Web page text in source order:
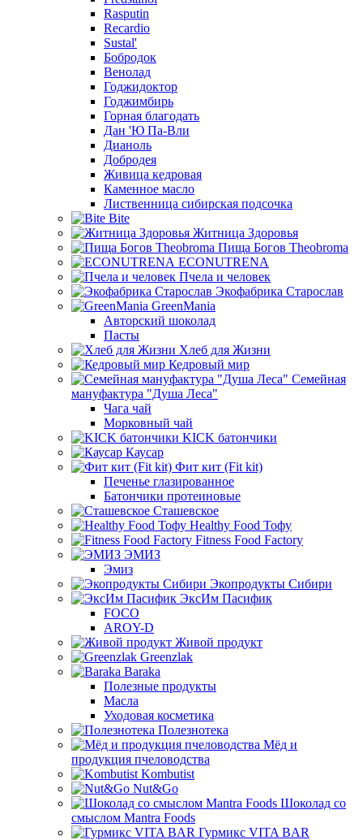
Rasputin
Recardio
Sustal'
Бобродок
Венолад
Годжидоктор
Годжимбирь
Горная благодать
Дан 'Ю Па-Вли
Дианоль
Добродея
Живица кедровая
Каменное масло
Лиственница сибирская подсочка
Bite
Житница Здоровья
Пища Богов Theobroma
ECONUTRENA
Пчела и человек
Экофабрика Старослав
GreenMania
Авторский шоколад
Пасты
Хлеб для Жизни
Кедровый мир
Семейная
мануфактура "Душа Леса"
Чага чай
Морковный чай
KICK батончики
Каусар
Фит кит (Fit kit)
Печенье глазированное
Батончики протеиновые
Сташевское
Healthy Food Тофу
Fitness Food Factory
ЭМИЗ
Эмиз
Экопродукты Сибири
ЭксИм Пасифик
FOCO
AROY-D
Живой продукт
Greenzlak
Baraka
Полезные продукты
Масла
Уходовая косметика
Полезнотека
Мёд и
продукция пчеловодства
Kombutist
Nut&Go
Шоколад со
смыслом Mantra Foods
Гурмикс VITA BAR